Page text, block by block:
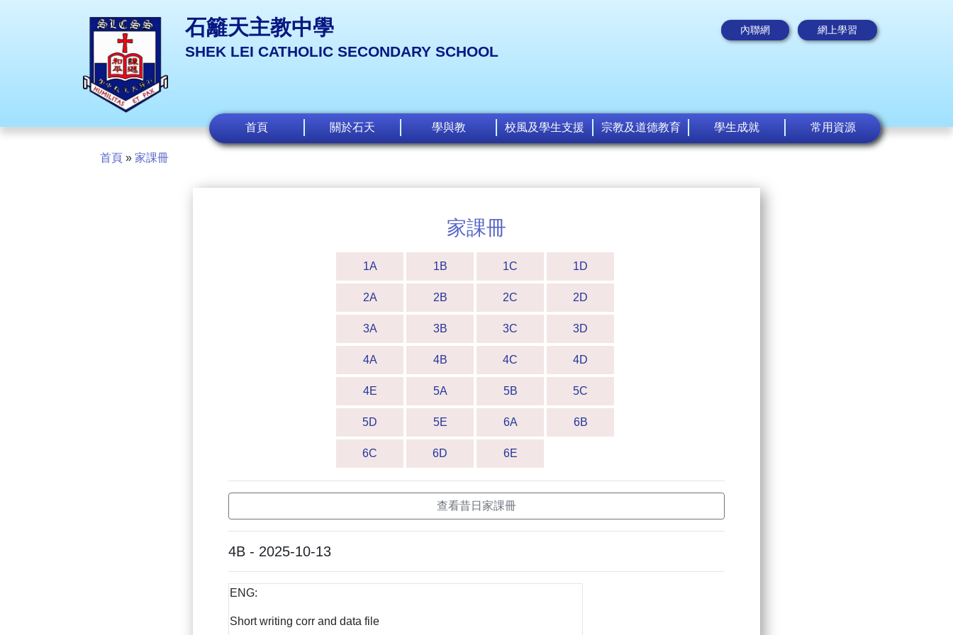
石籬天主教中學
SHEK LEI CATHOLIC SECONDARY SCHOOL
內聯網 網上學習
首頁 關於石天 學與教 校風及學生支援 宗教及道德教育 學生成就 常用資源
首頁 » 家課冊
家課冊
1A 1B 1C 1D
2A 2B 2C 2D
3A 3B 3C 3D
4A 4B 4C 4D
4E 5A 5B 5C
5D 5E 6A 6B
6C 6D 6E
查看昔日家課冊
4B - 2025-10-13
ENG:
Short writing corr and data file